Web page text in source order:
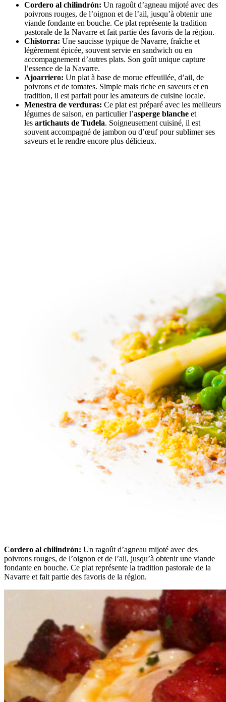
Cordero al chilindrón: Un ragoût d’agneau mijoté avec des
poivrons rouges, de l’oignon et de l’ail, jusqu’à obtenir une
viande fondante en bouche. Ce plat représente la tradition
pastorale de la Navarre et fait partie des favoris de la région.
Chistorra: Une saucisse typique de Navarre, fraîche et
légèrement épicée, souvent servie en sandwich ou en
accompagnement d’autres plats. Son goût unique capture
l’essence de la Navarre.
Ajoarriero: Un plat à base de morue effeuillée, d’ail, de
poivrons et de tomates. Simple mais riche en saveurs et en
tradition, il est parfait pour les amateurs de cuisine locale.
Menestra de verduras: Ce plat est préparé avec les meilleurs
légumes de saison, en particulier l’asperge blanche et
les artichauts de Tudela. Soigneusement cuisiné, il est
souvent accompagné de jambon ou d’œuf pour sublimer ses
saveurs et le rendre encore plus délicieux.
Cordero al chilindrón: Un ragoût d’agneau mijoté avec des
poivrons rouges, de l’oignon et de l’ail, jusqu’à obtenir une viande
fondante en bouche. Ce plat représente la tradition pastorale de la
Navarre et fait partie des favoris de la région.